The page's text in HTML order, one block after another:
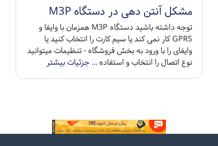
مشکل آنتن دهی در دستگاه M3P
توجه داشته باشید دستگاه M3P همزمان با وایفا و
GPRS کار نمی کند یا سیم کارت را انتخاب کنید یا
وایفای را با ورود به بخش فروشگاه - تنظیمات میتوانید
نوع اتصال را انتخاب و استفاده ...جزئیات بیشتر